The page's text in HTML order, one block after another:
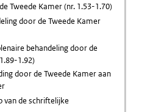
Tweede Kamer (nr. 1.53-1.70)
door de Tweede Kamer
behandeling door de
1.92)
door de Tweede Kamer aan
van de schriftelijke